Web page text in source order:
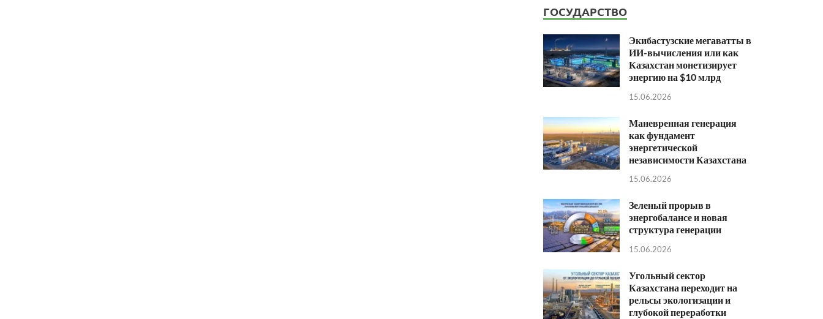
ГОСУДАРСТВО
Экибастузские мегаватты в
ИИ-вычисления или как
Казахстан монетизирует
энергию на $10 млрд
15.06.2026
Маневренная генерация
как фундамент
энергетической
независимости Казахстана
15.06.2026
Зеленый прорыв в
энергобалансе и новая
структура генерации
15.06.2026
Угольный сектор
Казахстана переходит на
рельсы экологизации и
глубокой переработки